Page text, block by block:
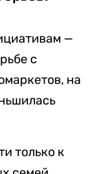
—
с
на
только к